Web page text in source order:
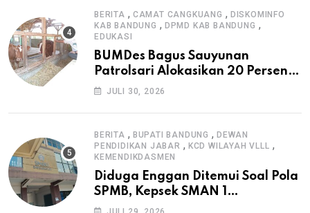
BERITA , CAMAT CANGKUANG , DISKOMINFO
KAB BANDUNG , DPMD KAB BANDUNG ,
EDUKASI
BUMDes Bagus Sauyunan
Patrolsari Alokasikan 20 Persen
Dana Desa untuk Ketahanan
JULI 30, 2026
BERITA , BUPATI BANDUNG ,DEWAN
PENDIDIKAN JABAR , KCD WILAYAH VLLL ,
KEMENDIKDASMEN
Diduga Enggan Ditemui Soal Pola
SPMB, Kepsek SMAN 1
Dayeuhkolot Dikeluhkan Orang